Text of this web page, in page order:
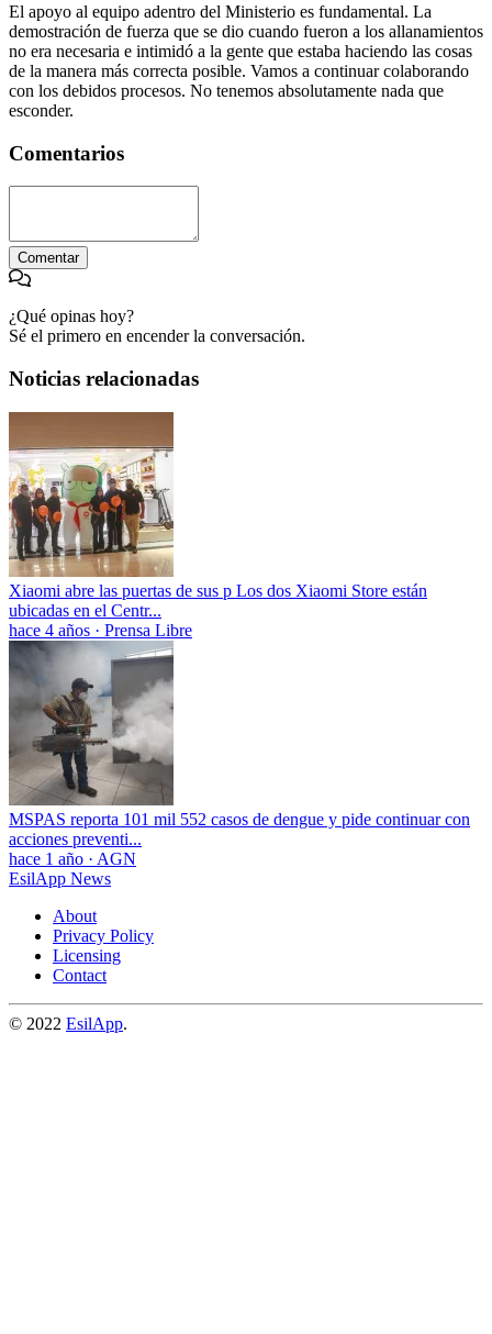
El apoyo al equipo adentro del Ministerio es fundamental. La
demostración de fuerza que se dio cuando fueron a los allanamientos
no era necesaria e intimidó a la gente que estaba haciendo las cosas
de la manera más correcta posible. Vamos a continuar colaborando
con los debidos procesos. No tenemos absolutamente nada que
esconder.
Comentarios
Comentar
¿Qué opinas hoy?
Sé el primero en encender la conversación.
Noticias relacionadas
Xiaomi abre las puertas de sus p Los dos Xiaomi Store están
ubicadas en el Centr...
hace 4 años · Prensa Libre
MSPAS reporta 101 mil 552 casos de dengue y pide continuar con
acciones preventi...
hace 1 año · AGN
EsilApp News
About
Privacy Policy
Licensing
Contact
© 2022 EsilApp.